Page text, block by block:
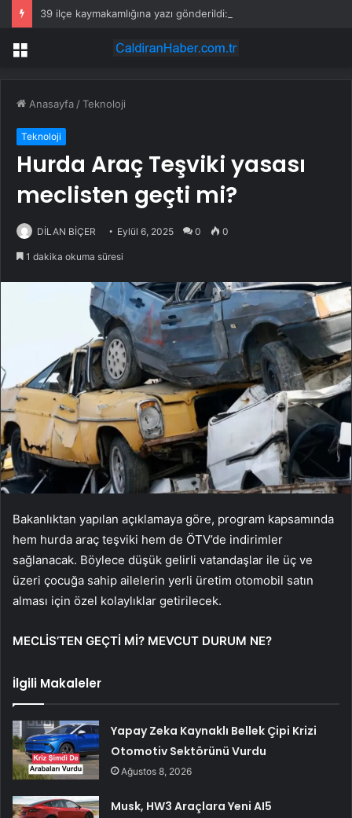
Menü
Anasayfa /Teknoloji
Teknoloji
Hurda Araç Teşviki yasası
meclisten geçti mi?
DİLAN BİÇER Eylül 6, 2025 0 0
1 dakika okuma süresi
Bakanlıktan yapılan açıklamaya göre, program kapsamında
hem hurda araç teşviki hem de ÖTV’de indirimler
sağlanacak. Böylece düşük gelirli vatandaşlar ile üç ve
üzeri çocuğa sahip ailelerin yerli üretim otomobil satın
alması için özel kolaylıklar getirilecek.
MECLİS’TEN GEÇTİ Mİ? MEVCUT DURUM NE?
İlgili Makaleler
Yapay Zeka Kaynaklı Bellek Çipi Krizi
Otomotiv Sektörünü Vurdu
Ağustos 8, 2026
Musk, HW3 Araçlara Yeni AI5